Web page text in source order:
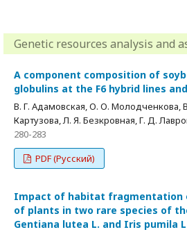
Genetic resources analysis and
A component composition of
globulins at the F6 hybrid lines
В. Г. Адамовская, О. О. Молодченкова,
Картузова, Л. Я. Безкровная, Г. Д.
280-283
PDF (Русский)
Impact of habitat fragmentation
of plants in two rare species of
Gentiana lutea L. and Iris pumila